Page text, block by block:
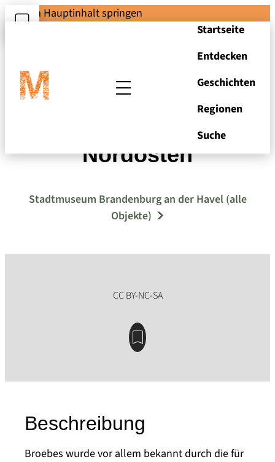
Zum Hauptinhalt springen
Startseite
Entdecken
Geschichten
Regionen
Suche
Dom und Stadt von
Nordosten
Stadtmuseum Brandenburg an der Havel (alle
Objekte)
Beschreibung
Broebes wurde vor allem bekannt durch die für